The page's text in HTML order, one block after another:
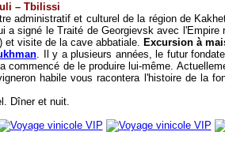
– Tbilissi
administratif et culturel de la région de
a signé le Traité de Georgievsk avec
et visite de la cave abbatiale. Excursion à
. Il y a plusieurs années, le futur
commencé de le produire lui-même.
habile vous racontera l'histoire de la
Dîneret nuit.